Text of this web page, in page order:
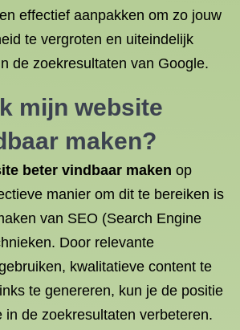
effectief aanpakken om zo jouw
te vergroten en uiteindelijk
de zoekresultaten van Google.
mijn website
maken?
beter vindbaar maken op
manier om dit te bereiken is
van SEO (Search Engine
Door relevante
kwalitatieve content te
te genereren, kun je de positie
in de zoekresultaten verbeteren.